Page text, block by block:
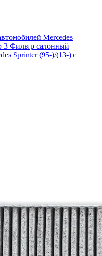
Mercedes
3 Фильтр салонный
Sprinter (95-)/(13-) с